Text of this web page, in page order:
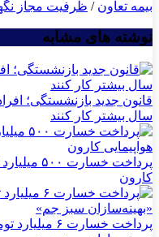
بیمه تعاون / ظرفیت مجاز
نوشته های مشابه
سال بیشتر کار کنند
پرداخت
کارون
پرداخت